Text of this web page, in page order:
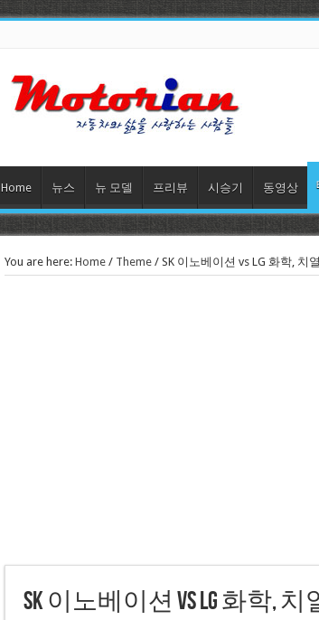
Home 뉴스 뉴 모델 프리뷰 시승기 동영상
You are here: Home/ Theme/ SK 이노베이션 vs LG 화학, 치
SK 이노베이션 vs LG 화학,